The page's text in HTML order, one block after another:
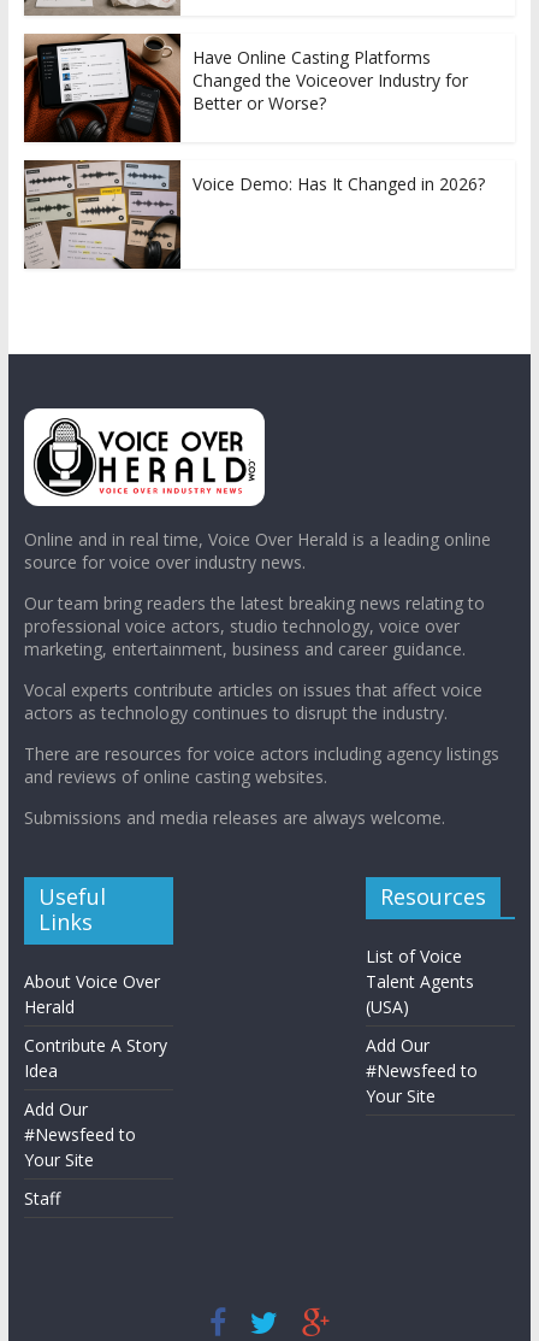
Have Online Casting Platforms
Changed the Voiceover Industry for
Better or Worse?
Voice Demo: Has It Changed in 2026?
Online and in real time, Voice Over Herald is a leading online
source for voice over industry news.
Our team bring readers the latest breaking news relating to
professional voice actors, studio technology, voice over
marketing, entertainment, business and career guidance.
Vocal experts contribute articles on issues that affect voice
actors as technology continues to disrupt the industry.
There are resources for voice actors including agency listings
and reviews of online casting websites.
Submissions and media releases are always welcome.
Useful
Links
About Voice Over
Herald
Contribute A Story
Idea
Add Our
#Newsfeed to
Your Site
Staff
Resources
List of Voice
Talent Agents
(USA)
Add Our
#Newsfeed to
Your Site